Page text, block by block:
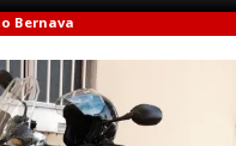
Bernava